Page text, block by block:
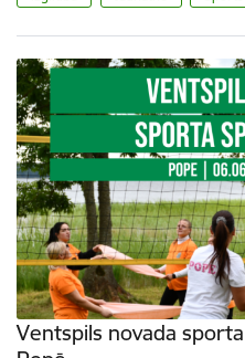
Ventspils novada